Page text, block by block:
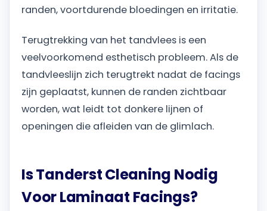
randen, voortdurende bloedingen en irritatie.
Terugtrekking van het tandvlees is een
veelvoorkomend esthetisch probleem. Als de
tandvleeslijn zich terugtrekt nadat de facings
zijn geplaatst, kunnen de randen zichtbaar
worden, wat leidt tot donkere lijnen of
openingen die afleiden van de glimlach.
Is Tanderst Cleaning Nodig
Voor Laminaat Facings?